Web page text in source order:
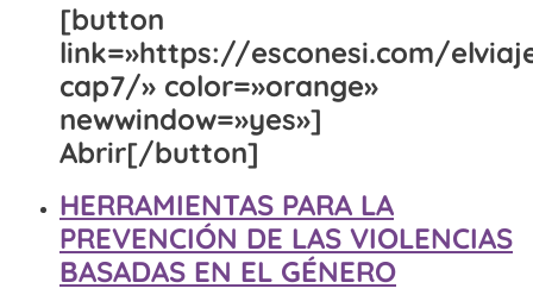
[button
link=»https://esconesi.com/
cap7/» color=»orange»
newwindow=»yes»]
Abrir[/button]
HERRAMIENTAS PARA LA
PREVENCIÓN DE LAS VIOLENCIAS
BASADAS EN EL GÉNERO